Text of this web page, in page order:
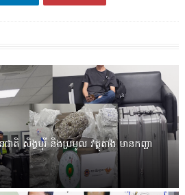
ាតិ សិង្ហបុរី និងប្រមូល វត្ថុតាង មានកញ្ឆា